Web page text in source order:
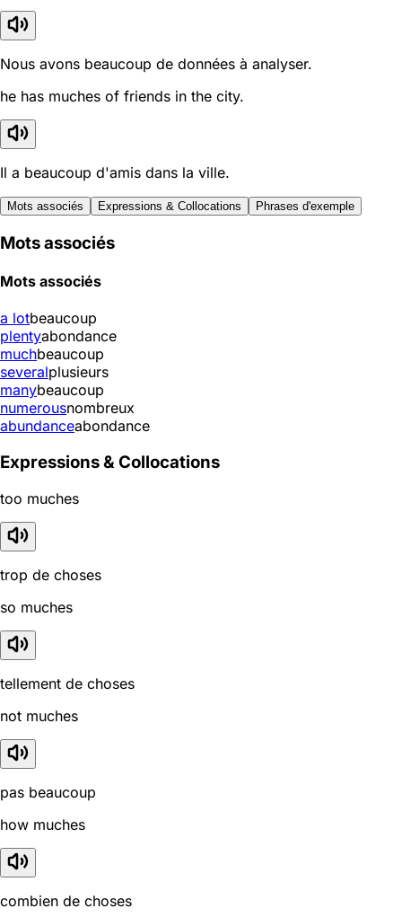
Nous avons beaucoup de données à analyser.
he has muches of friends in the city.
Il a beaucoup d'amis dans la ville.
Mots associés Expressions & Collocations Phrases d'exemple
Mots associés
Mots associés
a lotbeaucoup
plentyabondance
muchbeaucoup
severalplusieurs
manybeaucoup
numerousnombreux
abundanceabondance
Expressions & Collocations
too muches
trop de choses
so muches
tellement de choses
not muches
pas beaucoup
how muches
combien de choses